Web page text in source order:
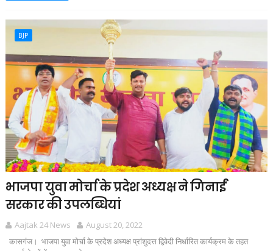
BJP
भाजपा युवा मोर्चा के प्रदेश अध्यक्ष ने गिनाईं
सरकार की उपलब्धियां
Aajtak 24 News
August 20, 2022
कासगंज। भाजपा युवा मोर्चा के प्रदेश अध्यक्ष प्रांशुदत्त द्विवेदी निर्धारित कार्यक्रम के तहत